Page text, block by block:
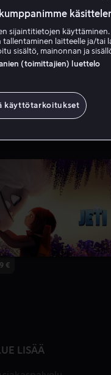
€
LISÄÄ
sijaintitietojen
tallentaminen laitteelle ja/tai
sisältö, mainonnan ja
(toimittajien) luettelo
käyttötarkoitukset